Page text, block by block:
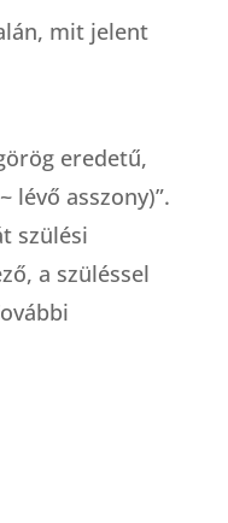
Floyd)
mit jelent
eredetű,
lévő asszony)”.
szülési
a szüléssel